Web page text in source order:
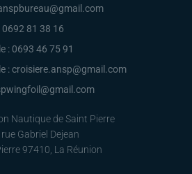
0692 81 38 16
: 0693 46 75 91
: croisiere.ansp@gmail.com
Nautique de Saint Pierre
Gabriel Dejean
97410, La Réunion